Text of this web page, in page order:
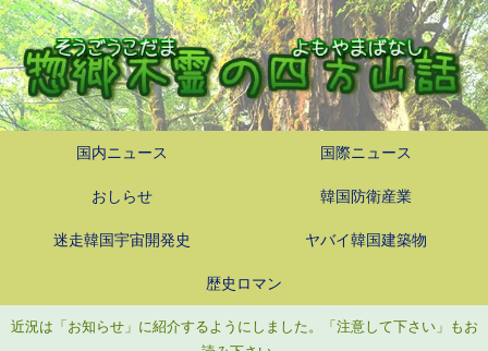
国内ニュース 国際ニュース
おしらせ 韓国防衛産業
迷走韓国宇宙開発史 ヤバイ韓国建築物
歴史ロマン
近況は「お知らせ」に紹介するようにしました。「注意して下さい」もお